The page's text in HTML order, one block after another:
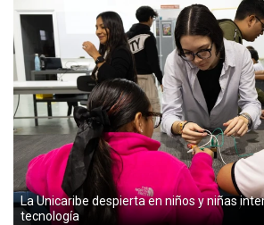
La Unicaribe despierta en niños y niñas
tecnología